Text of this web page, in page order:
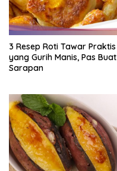
3 Resep Roti Tawar Praktis
yang Gurih Manis, Pas Buat
Sarapan